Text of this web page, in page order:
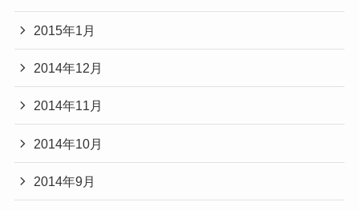
2015年1月
2014年12月
2014年11月
2014年10月
2014年9月